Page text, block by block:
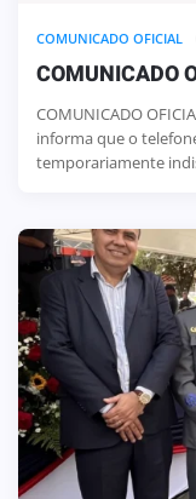
COMUNICADO OFICIAL
COMUNICADO
COMUNICADO
informa que o
temporariamente